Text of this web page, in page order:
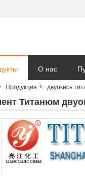
О нас
Продукция двуокись
Титанюм